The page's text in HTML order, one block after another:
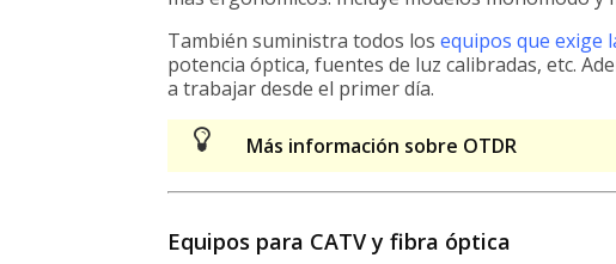
También suministra todos los equipos que exige
potencia óptica, fuentes de luz calibradas, etc.
a trabajar desde el primer día.
Más información sobre OTDR
Equipos para CATV y fibra óptica